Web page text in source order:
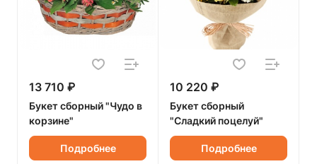
13 710 ₽
Букет сборный "Чудо в
корзине"
Подробнее
10 220 ₽
Букет сборный
"Сладкий поцелуй"
Подробнее